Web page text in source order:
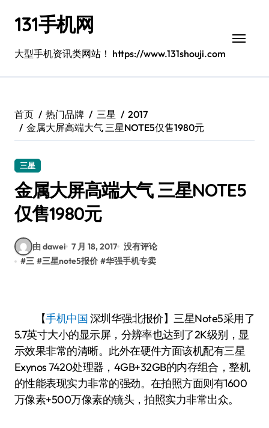
131手机网
大型手机资讯类网站！ https://www.131shouji.com
首页 热门品牌 三星
2017
金属大屏高端大气 三星NOTE5仅售1980元
三星
金属大屏高端大气 三星NOTE5
仅售1980元
由 dawei 7 月 18, 2017 没有评论
#三 #三星note5报价 #华强手机专卖
【手机中国深圳华强北报价】三星Note5采用了
5.7英寸大小的显示屏，分辨率也达到了2K级别，显
示效果非常的清晰。此外在硬件方面该机配有三星
Exynos 7420处理器，4GB+32GB的内存组合，整机
的性能表现实力非常的强劲。在拍照方面则有1600
万像素+500万像素的镜头，拍照实力非常出众。